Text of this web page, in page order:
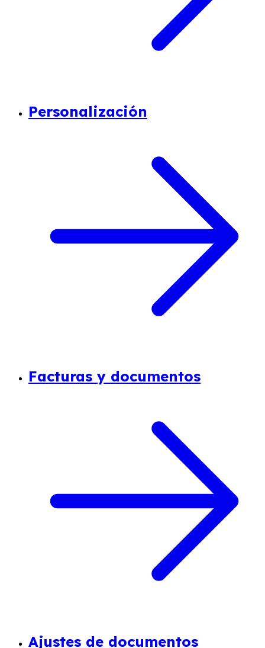
Personalización
Facturas y documentos
Ajustes de documentos